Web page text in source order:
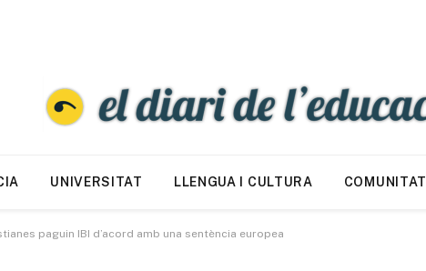
UNIVERSITAT LLENGUA I CULTURA COMUNITAT
paguin IBI d’acord amb una sentència europea